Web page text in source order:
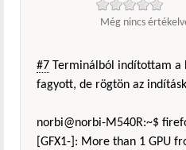
Még nincs
#7 Terminálból indítottam a
fagyott, de rögtön az
norbi@norbi-M540R:~$
[GFX1-]: More than 1 GPU